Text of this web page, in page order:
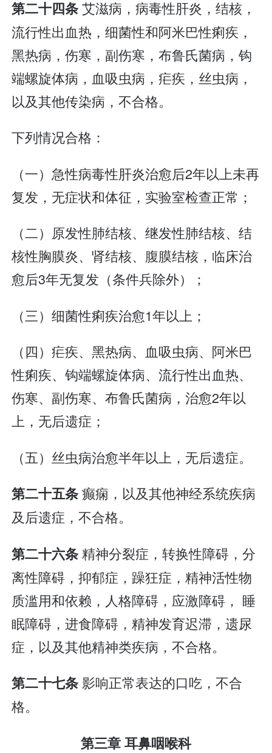
第二十四条艾滋病，病毒性肝炎，结核，
流行性出血热，细菌性和阿米巴性痢疾，
黑热病，伤寒，副伤寒，布鲁氏菌病，钩
端螺旋体病，血吸虫病，疟疾，丝虫病，
以及其他传染病，不合格。
下列情况合格：
（一）急性病毒性肝炎治愈后2年以上未再
复发，无症状和体征，实验室检查正常；
（二）原发性肺结核、继发性肺结核、结
核性胸膜炎、肾结核、腹膜结核，临床治
愈后3年无复发（条件兵除外）；
（三）细菌性痢疾治愈1年以上；
（四）疟疾、黑热病、血吸虫病、阿米巴
性痢疾、钩端螺旋体病、流行性出血热、
伤寒、副伤寒、布鲁氏菌病，治愈2年以
上，无后遗症；
（五）丝虫病治愈半年以上，无后遗症。
第二十五条癫痫，以及其他神经系统疾病
及后遗症，不合格。
第二十六条精神分裂症，转换性障碍，分
离性障碍，抑郁症，躁狂症，精神活性物
质滥用和依赖，人格障碍，应激障碍， 睡
眠障碍，进食障碍，精神发育迟滞，遗尿
症，以及其他精神类疾病，不合格。
第二十七条影响正常表达的口吃，不合
格。
第三章 耳鼻咽喉科